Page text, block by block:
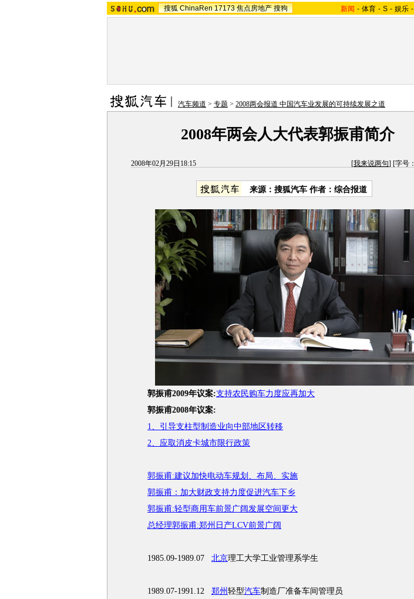
搜狐 ChinaRen 17173 焦点房地产 搜狗 新闻 - 体育 - S - 娱乐 -
汽车频道 > 专题 > 2008两会报道 中国汽车业发展的可持续发展之道
2008年两会人大代表郭振甫简介
2008年02月29日18:15 [我来说两句] [字号：
来源：搜狐汽车 作者：综合报道
郭振甫2009年议案:支持农民购车力度应再加大
郭振甫2008年议案:
1、引导支柱型制造业向中部地区转移
2、应取消皮卡城市限行政策
郭振甫:建议加快电动车规划、布局、实施
郭振甫：加大财政支持力度促进汽车下乡
郭振甫:轻型商用车前景广阔发展空间更大
总经理郭振甫:郑州日产LCV前景广阔
1985.09-1989.07 北京理工大学工业管理系学生
1989.07-1991.12 郑州 轻型汽车制造厂准备车间管理员